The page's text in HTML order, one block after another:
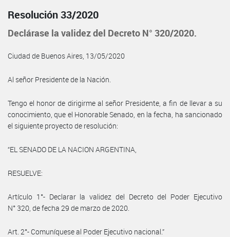
Resolución 33/2020
Declárase la validez del Decreto N° 320/2020.
Ciudad de Buenos Aires, 13/05/2020
Al señor Presidente de la Nación.
Tengo el honor de dirigirme al señor Presidente, a fin de llevar a su
conocimiento, que el Honorable Senado, en la fecha, ha sancionado
el siguiente proyecto de resolución:
“EL SENADO DE LA NACION ARGENTINA,
RESUELVE:
Artículo 1°- Declarar la validez del Decreto del Poder Ejecutivo
N° 320, de fecha 29 de marzo de 2020.
Art. 2°- Comuníquese al Poder Ejecutivo nacional.”